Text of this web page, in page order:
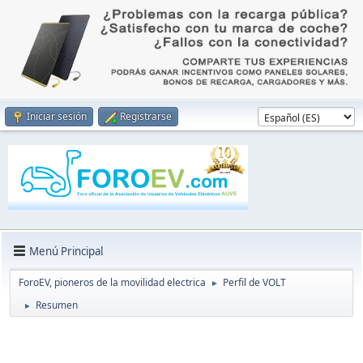
Iniciar sesión Registrarse
Menú Principal
ForoEV, pioneros de la movilidad electrica ► Perfil de VOLT
► Resumen